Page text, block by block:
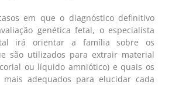
em que o diagnóstico definitivo
genética fetal, o especialista
irá orientar a família sobre os
são utilizados para extrair material
ou líquido amniótico) e quais os
mais adequados para elucidar cada